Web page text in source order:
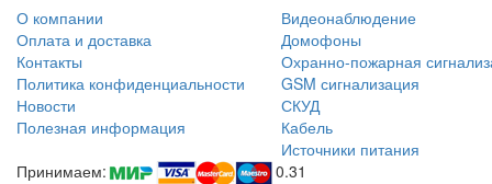
О компании
Видеонаблюдение
Оплата и доставка
Домофоны
Контакты
Охранно-пожарная
Политика конфиденциальности
GSM сигнализация
Новости
СКУД
Полезная информация
Кабель
Источники питания
Принимаем:
0.31